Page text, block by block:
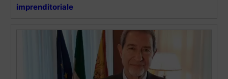
imprenditoriale